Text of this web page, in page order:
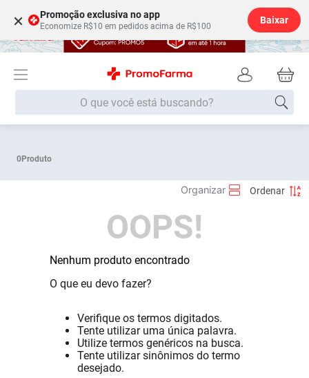
× Promoção exclusiva no app
Economize R$10 em pedidos acima de R$100
Baixar
O que você está buscando?
0Produto
OOPS!
Nenhum produto encontrado
O que eu devo fazer?
Verifique os termos digitados.
Tente utilizar uma única palavra.
Utilize termos genéricos na busca.
Tente utilizar sinônimos do termo
desejado.
Lenço Umedecido
Fralda G
Shampoo
Absorvente
Vitamina D
Lavitan